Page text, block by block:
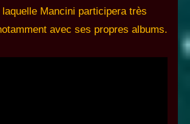
Mancini participera très
avec ses propres albums.